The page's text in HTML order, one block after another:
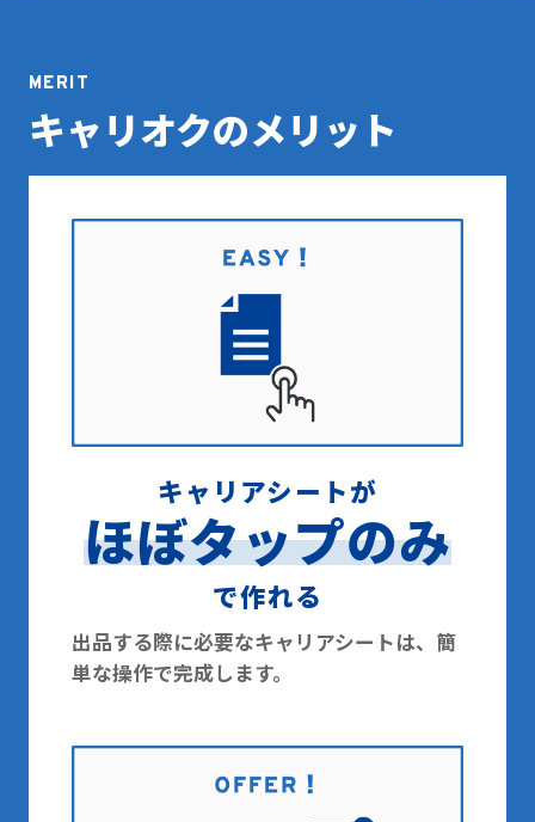
MERIT
キャリオクのメリット
キャリアシートが
ほぼタップのみ
で作れる
出品する際に必要なキャリアシートは、簡
単な操作で完成します。